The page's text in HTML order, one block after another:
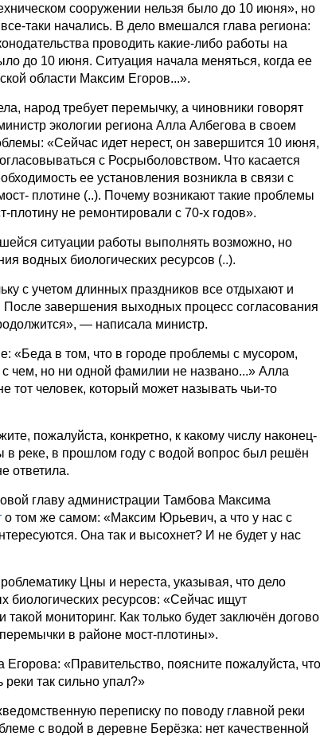
сооружении нельзя было до 10 июня», но
таки начались. В дело вмешался глава региона:
проводить какие-либо работы на
до 10 июня. Ситуация начала меняться, когда ее
области Максим Егоров...».
народ требует перемычку, а чиновники говорят
экологии региона Алла Албегова в своем
«Сейчас идет нерест, он завершится 10 июня,
с Росрыболовством. Что касается
ее установления возникла в связи с
плотине (..). Почему возникают такие проблемы
плотину не ремонтировали с 70-х годов».
ситуации работы выполнять возможно, но
водных биологических ресурсов (..).
с учетом длинных праздников все отдыхают и
После завершения выходных процесс согласования
— написала министр.
«Беда в том, что в городе проблемы с мусором,
чем, но ни одной фамилии не названо...» Алла
тот человек, который может называть чьи-то
пожалуйста, конкретно, к какому числу наконец-
реке, в прошлом году с водой вопрос был решён
ответила.
главу администрации Тамбова Максима
о том же самом: «Максим Юрьевич, а что у нас с
Она так и высохнет? И не будет у нас
Цны и нереста, указывая, что дело
биологических ресурсов: «Сейчас ищут
мониторинг. Как только будет заключён
в районе мост-плотины».
Егорова: «Правительство, поясните пожалуйста, что
так сильно упал?»
переписку по поводу главной реки
с водой в деревне Берёзка: нет качественной